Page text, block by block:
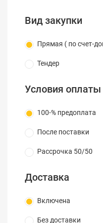
Применение:
опорах воздушных
городского
городского
сооружениями.
Конструкция
Вид закупки
Прямая ( по счет-
Тендер
Условия оплаты
100-% предоплата
После поставки
Рассрочка 50/50
Доставка
Включена
Без доставки